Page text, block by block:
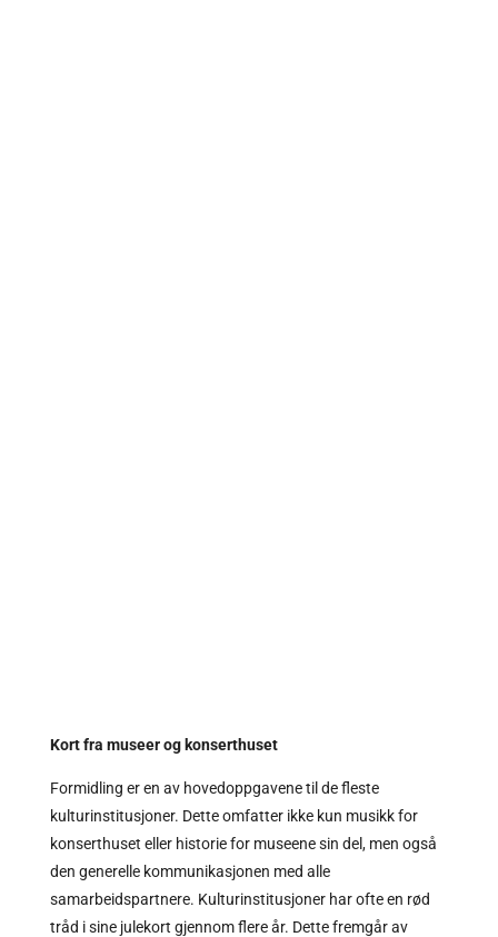
Kort fra museer og konserthuset
Formidling er en av hovedoppgavene til de fleste
kulturinstitusjoner. Dette omfatter ikke kun musikk for
konserthuset eller historie for museene sin del, men også
den generelle kommunikasjonen med alle
samarbeidspartnere. Kulturinstitusjoner har ofte en rød
tråd i sine julekort gjennom flere år. Dette fremgår av